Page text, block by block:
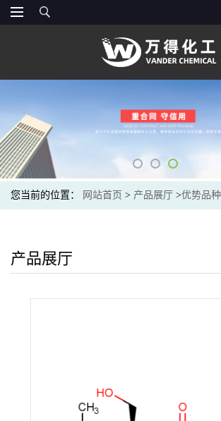
您当前的位置： 网站首页 > 产品展厅 >优势品种
产品展厅